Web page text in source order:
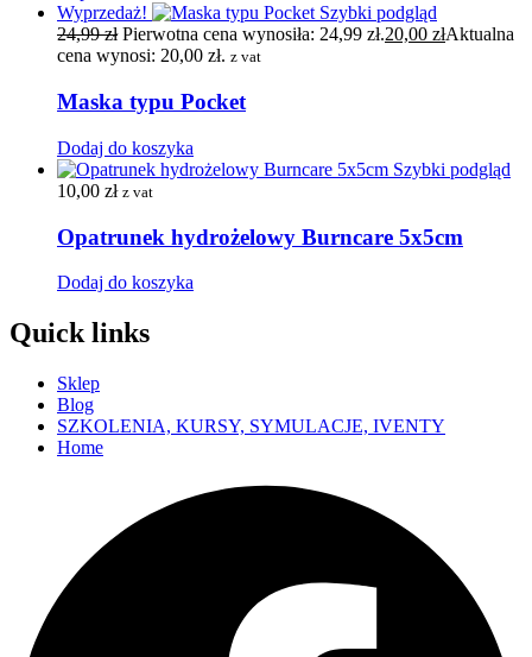
Wyprzedaż!
Szybki podgląd
24,99zł Pierwotna cena wynosiła: 24,99 zł.20,00 złAktualna
cena wynosi: 20,00 zł. z vat
Maska typu Pocket
Dodaj do koszyka
Szybki podgląd
10,00 zł z vat
Opatrunek hydrożelowy Burncare 5x5cm
Dodaj do koszyka
Quick links
Sklep
Blog
SZKOLENIA, KURSY, SYMULACJE, IVENTY
Home